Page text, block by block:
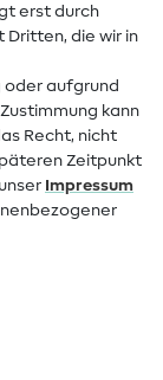
erst durch
Dritten, die wir in
oder aufgrund
kann
Recht, nicht
Zeitpunkt
Impressum